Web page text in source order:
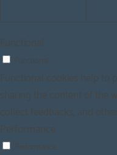
Functional
Functional
Functional cookies help to
sharing the content of the
collect feedbacks, and
Performance
Performance